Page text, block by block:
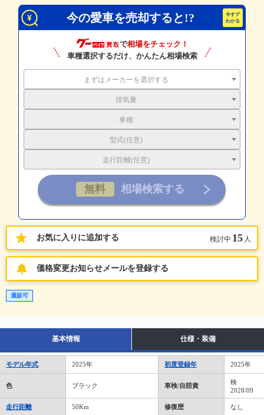
今の愛車を売却すると!?
で相場をチェック！
車種選択するだけ、かんたん相場検索
まずはメーカーを選択する
排気量
車種
型式(任意)
走行距離(任意)
お気に入りに追加する 検討中 15 人
価格変更お知らせメールを登録する
通販可
基本情報 仕様・装備
モデル年式 2025年 初度登録年 2025年
色 ブラック 車検/自賠責
検
2028/09
走行距離 50Km 修復歴 なし